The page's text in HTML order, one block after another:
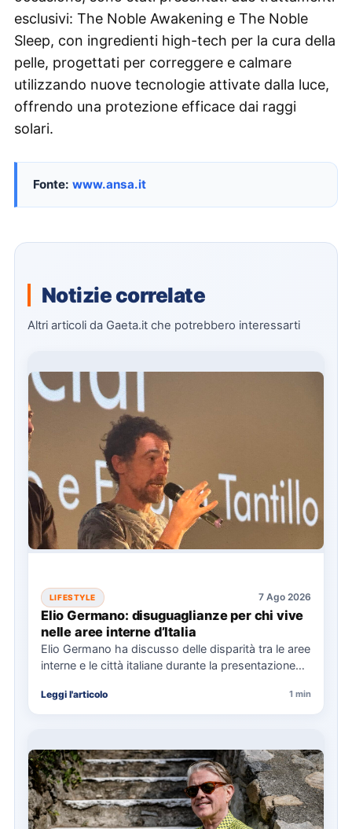
esclusivi: The Noble Awakening e The Noble
Sleep, con ingredienti high-tech per la cura della
pelle, progettati per correggere e calmare
utilizzando nuove tecnologie attivate dalla luce,
offrendo una protezione efficace dai raggi
solari.
Fonte: www.ansa.it
Notizie correlate
Altri articoli da Gaeta.it che potrebbero interessarti
LIFESTYLE 7 Ago 2026
Elio Germano: disuguaglianze per chi vive
nelle aree interne d’Italia
Elio Germano ha discusso delle disparità tra le aree
interne e le città italiane durante la presentazione
Leggi l'articolo 1 min